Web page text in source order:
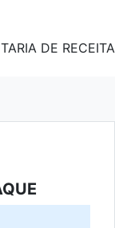
DE RECEITA